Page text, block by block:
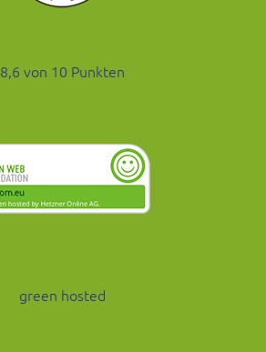
8,6 von 10 Punkten
green hosted